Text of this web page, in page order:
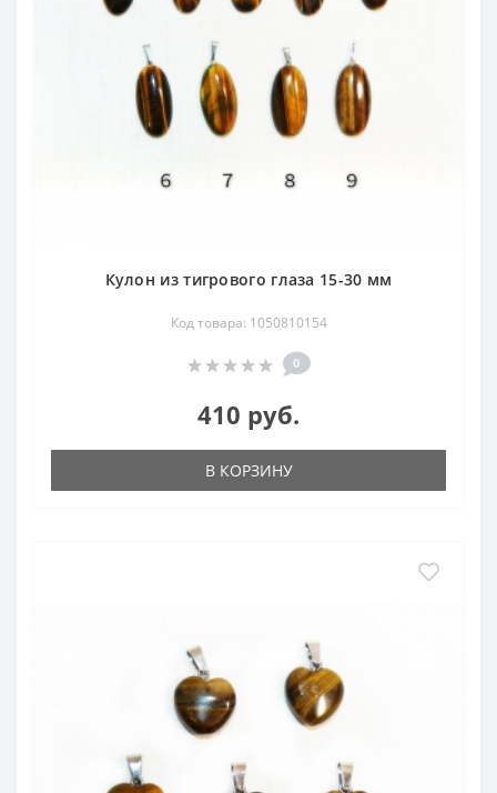
Кулон из тигрового глаза 15-30 мм
Код товара: 1050810154
0
410 руб.
В КОРЗИНУ